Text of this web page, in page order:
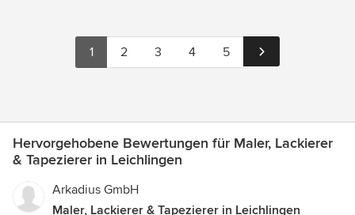
1 2 3 4 5
Hervorgehobene Bewertungen für Maler, Lackierer
& Tapezierer in Leichlingen
Arkadius GmbH
Maler, Lackierer & Tapezierer in Leichlingen